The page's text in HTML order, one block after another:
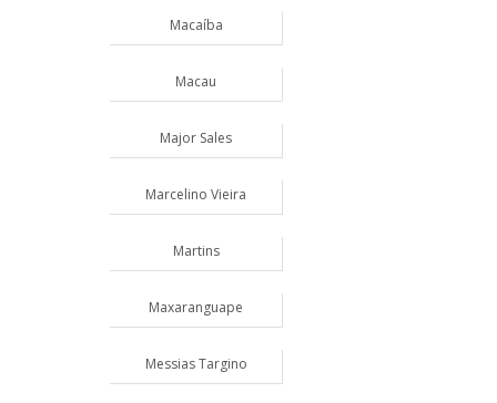
Macaíba
Macau
Major Sales
Marcelino Vieira
Martins
Maxaranguape
Messias Targino